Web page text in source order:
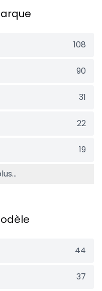
108
90
31
22
19
44
37